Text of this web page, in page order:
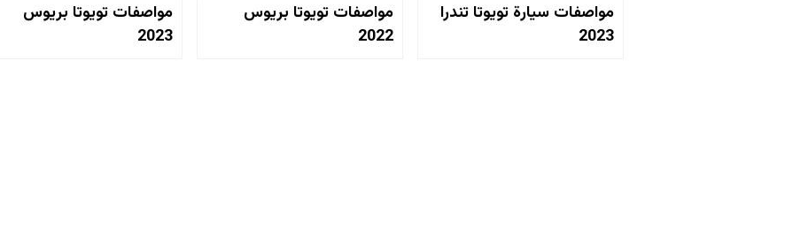
مواصفات سيارة تويوتا تندرا
2023
مواصفات تويوتا بريوس
2022
مواصفات تويوتا بريوس
2023